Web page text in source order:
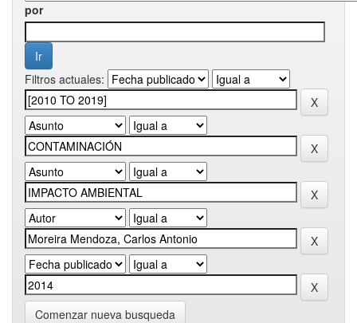
por
Filtros actuales:
Comenzar nueva busqueda